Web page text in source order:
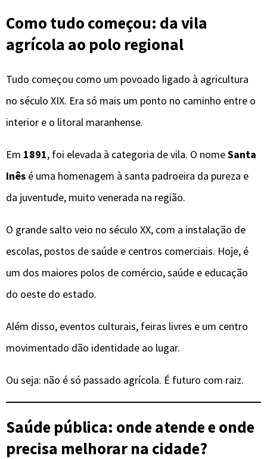
Como tudo começou: da vila
agrícola ao polo regional
Tudo começou como um povoado ligado à agricultura
no século XIX. Era só mais um ponto no caminho entre o
interior e o litoral maranhense.
Em 1891, foi elevada à categoria de vila. O nomeSanta
Inês é uma homenagem à santa padroeira da pureza e
da juventude, muito venerada na região.
O grande salto veio no século XX, com a instalação de
escolas, postos de saúde e centros comerciais. Hoje, é
um dos maiores polos de comércio, saúde e educação
do oeste do estado.
Além disso, eventos culturais, feiras livres e um centro
movimentado dão identidade ao lugar.
Ou seja: não é só passado agrícola. É futuro com raiz.
Saúde pública: onde atende e onde
precisa melhorar na cidade?